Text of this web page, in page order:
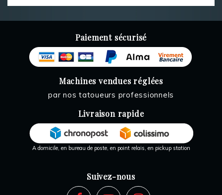
Paiement sécurisé
Machines vendues réglées
par nos tatoueurs professionnels
Livraison rapide
A domicile, en bureau de poste, en point relais, en pickup station
Suivez-nous